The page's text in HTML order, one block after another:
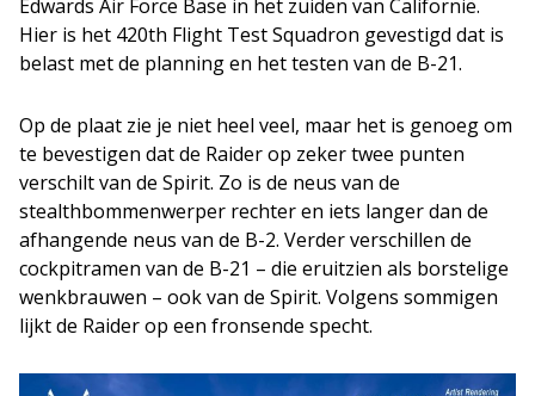
Edwards Air Force Base in het zuiden van Californië.
Hier is het 420th Flight Test Squadron gevestigd dat is
belast met de planning en het testen van de B-21.
Op de plaat zie je niet heel veel, maar het is genoeg om
te bevestigen dat de Raider op zeker twee punten
verschilt van de Spirit. Zo is de neus van de
stealthbommenwerper rechter en iets langer dan de
afhangende neus van de B-2. Verder verschillen de
cockpitramen van de B-21 – die eruitzien als borstelige
wenkbrauwen – ook van de Spirit. Volgens sommigen
lijkt de Raider op een fronsende specht.